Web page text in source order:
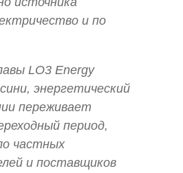
и по
LO3 Energy
энергетический
переживает
период,
частных
и поставщиков